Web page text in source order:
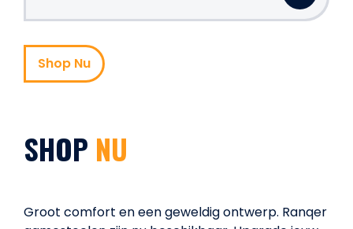
Shop Nu
SHOP NU
Groot comfort en een geweldig ontwerp. Ranqer